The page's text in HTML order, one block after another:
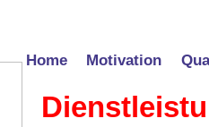
Home Motivation